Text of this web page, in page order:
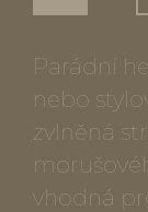
Parádní
nebo
zvlněná
vhodná